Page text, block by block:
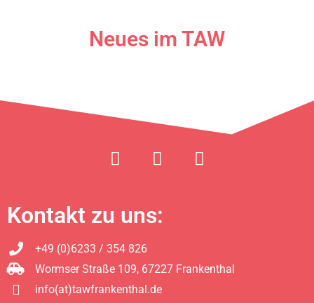
Neues im TAW
Kontakt zu uns:
+49 (0)6233 / 354 826
Wormser Straße 109, 67227 Frankenthal
info(at)tawfrankenthal.de